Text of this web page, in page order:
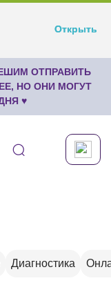
Открыть
ОТПРАВИТЬ
НО ОНИ МОГУТ
♥
Диагностика
Открыть